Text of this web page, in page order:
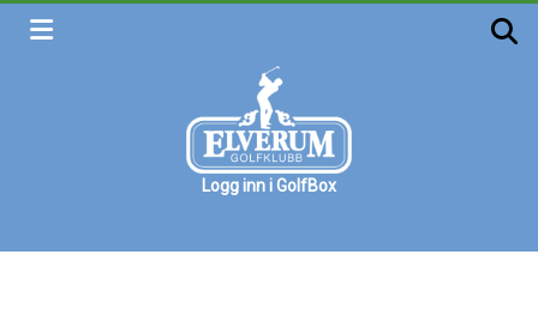
Skip
golfklubb
Logg inn i GolfBox